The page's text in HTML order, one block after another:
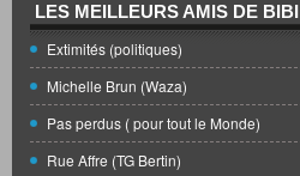
LES MEILLEURS AMIS DE BIBI
Extimités (politiques)
Michelle Brun (Waza)
Pas perdus ( pour tout le Monde)
Rue Affre (TG Bertin)